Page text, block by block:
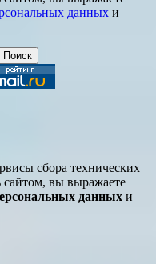
данных и
сбора технических
сайтом, вы выражаете
данных и